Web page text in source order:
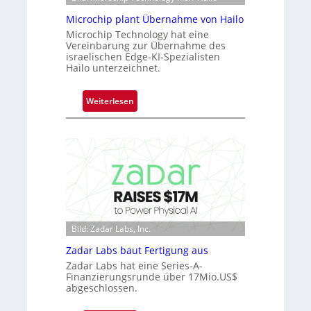
e
a
c
t
s
S
e
r
i
-
B
-
R
u
n
d
e
e
ü
b
e
r
m
a
r
k
V
i
o
n
Microchip plant Übernahme von Hailo
Microchip Technology hat eine
Vereinbarung zur Übernahme des
israelischen Edge-KI-Spezialisten
Hailo unterzeichnet.
Weiterlesen:
M
o
c
h
i
p
p
l
a
n
Bild: Zadar Labs, Inc.
Zadar Labs baut Fertigung aus
Zadar Labs hat eine Series-A-
Finanzierungsrunde über 17Mio.US$
abgeschlossen.